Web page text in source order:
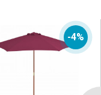
-4%